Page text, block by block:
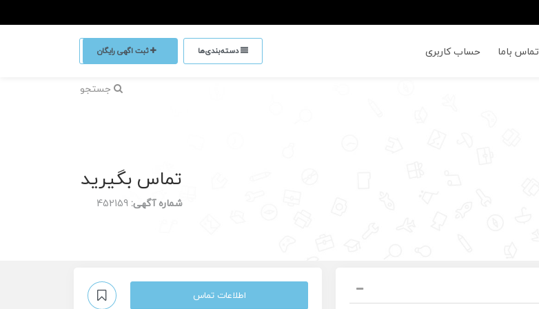
تماس باما حساب کاربری دسته‌بندی‌ها ثبت اگهی رایگان
جستجو
تماس بگیرید
شماره آگهی: 452159
اطلاعات تماس